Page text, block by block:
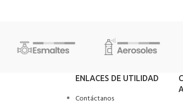
ENLACES DE UTILIDAD
Contáctanos